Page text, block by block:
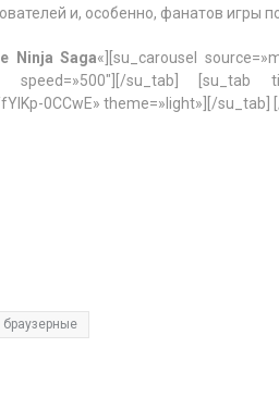
и, особенно, фанатов игры
Ninja Saga«][su_carousel
speed=»500″][/su_tab] [su_tab
0CCwE» theme=»light»][/su_tab]
браузерные